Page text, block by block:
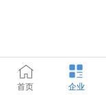
首页 企业